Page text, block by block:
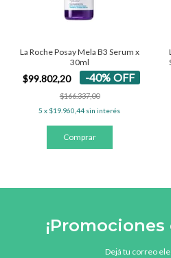
La Roche Posay Mela B3 Serum x
30ml
$99.802,20 -40%OFF
$166.337,00
5 x $19.960,44 sin interés
Dejá tu correo